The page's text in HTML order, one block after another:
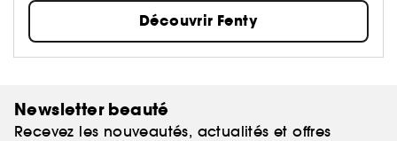
Découvrir Fenty
Newsletter beauté
Recevez les nouveautés, actualités et offres